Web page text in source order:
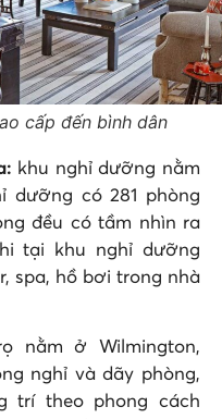
cấp đến bình dân
khu nghỉ dưỡng nằm
dưỡng có 281 phòng
đều có tầm nhìn ra
tại khu nghỉ dưỡng
spa, hồ bơi trong nhà
nằm ở Wilmington,
nghỉ và dãy phòng,
trí theo phong cách